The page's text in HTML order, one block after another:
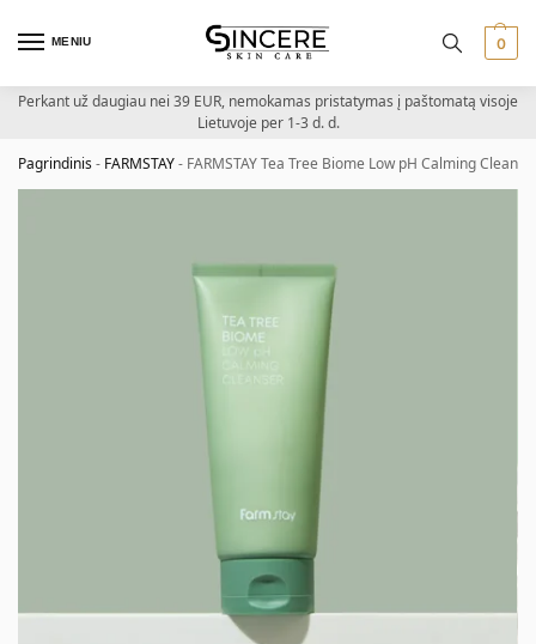
MENIU 0
Perkant už daugiau nei 39 EUR, nemokamas pristatymas į paštomatą visoje
Lietuvoje per 1-3 d. d.
Pagrindinis- FARMSTAY- FARMSTAY Tea Tree Biome Low pH Calming